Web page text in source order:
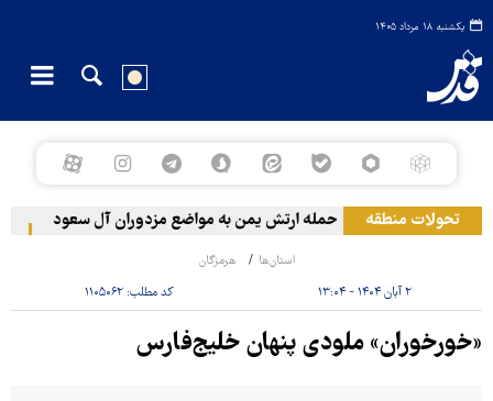
یکشنبه ۱۸ مرداد ۱۴۰۵
تحولات منطقهحمله ارتش یمن به مواضع مزدوران آل سعود رویترز: عربستان
استان‌ها هرمزگان
۲ آبان ۱۴۰۴ - ۱۳:۰۴ کد مطلب:۱۱۰۵۰۶۲
«خورخوران» ملودی پنهان خلیج‌فارس